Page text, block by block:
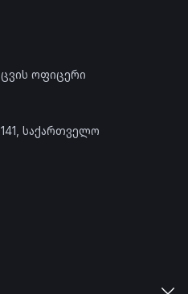
ოფიცერი
საქართველო